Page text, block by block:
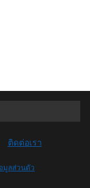
ติดต่อเรา
มูลส่วนตัว